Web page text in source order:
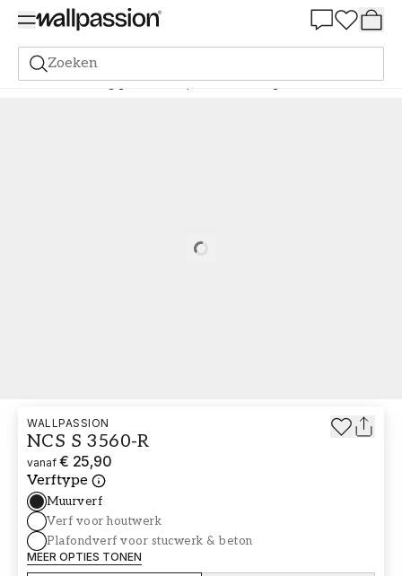
Zoeken
Verf Bestelling gebaseerd op NCS Bestelling door NCS 3560-R
WALLPASSION
NCS S 3560-R
vanaf € 25,90
Verftype
Muurverf
Verf voor houtwerk
Plafondverf voor stucwerk & beton
MEER OPTIES TONEN